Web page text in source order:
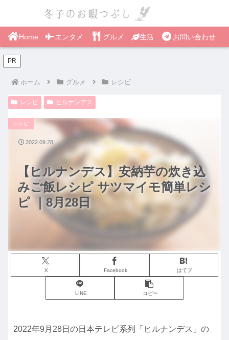
Home エンタメ グルメ 生活 お問い合わせ
PR
ホーム グルメ レシピ
レシピ ヒルナンデス
【ヒルナンデス】安納芋の炊き込
みご飯レシピ サツマイモ簡単レシ
ピ ｜8月28日
レシピ
X Facebook はてブ
LINE コピー
2022.09.28
2022年9月28日の日本テレビ系列「ヒルナンデス」の